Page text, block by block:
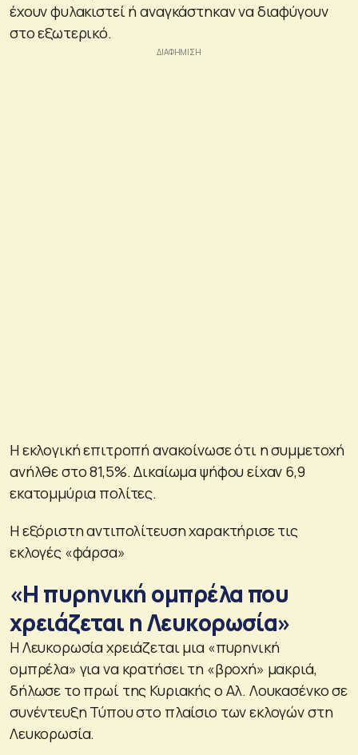
έχουν φυλακιστεί ή αναγκάστηκαν να διαφύγουν
στο εξωτερικό.
Η εκλογική επιτροπή ανακοίνωσε ότι η συμμετοχή
ανήλθε στο 81,5%. Δικαίωμα ψήφου είχαν 6,9
εκατομμύρια πολίτες.
Η εξόριστη αντιπολίτευση χαρακτήρισε τις
εκλογές «φάρσα»
«Η πυρηνική ομπρέλα που
χρειάζεται η Λευκορωσία»
Η Λευκορωσία χρειάζεται μια «πυρηνική
ομπρέλα» για να κρατήσει τη «βροχή» μακριά,
δήλωσε το πρωί της Κυριακής ο Αλ. Λουκασένκο σε
συνέντευξη Τύπου στο πλαίσιο των εκλογών στη
Λευκορωσία.